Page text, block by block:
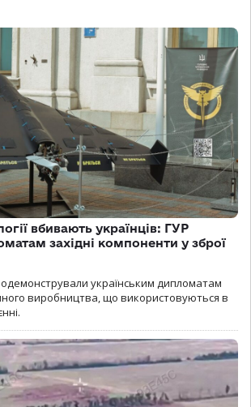
вбивають українців: ГУР
західні компоненти у зброї
українським дипломатам
виробництва, що використовуються в